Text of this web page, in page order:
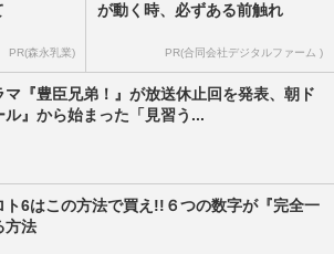
PR(森永乳業)
が動く時、必ずある前触れ
PR(合同会社デジタルファーム )
マ『豊臣兄弟！』が放送休止回を発表、朝ド
ル』から始まった「見習う...
ト6はこの方法で買え!!６つの数字が『完全一
方法